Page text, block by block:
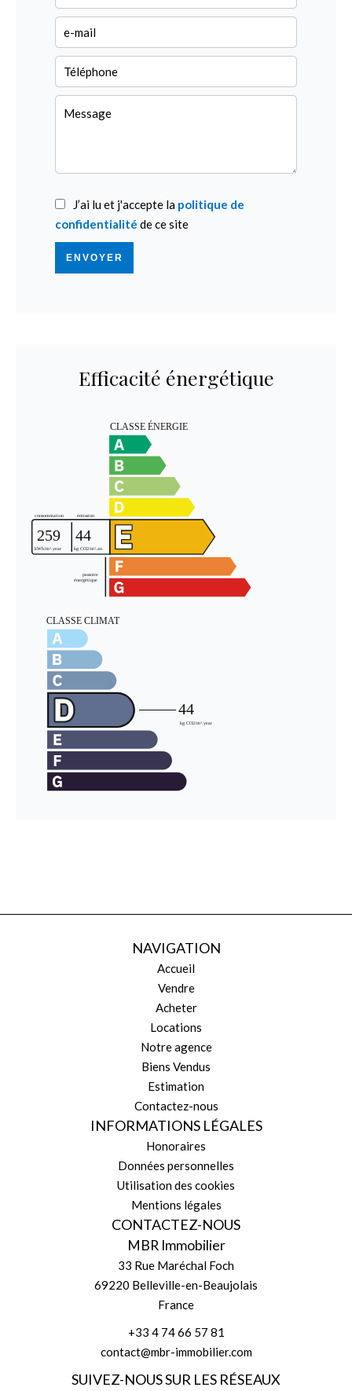
J’ai lu et j'accepte la politique de
confidentialité de ce site
ENVOYER
Efficacité énergétique
NAVIGATION
Accueil
Vendre
Acheter
Locations
Notre agence
Biens Vendus
Estimation
Contactez-nous
INFORMATIONS LÉGALES
Honoraires
Données personnelles
Utilisation des cookies
Mentions légales
CONTACTEZ-NOUS
MBR Immobilier
33 Rue Maréchal Foch
69220 Belleville-en-Beaujolais
France
+33 4 74 66 57 81
contact@mbr-immobilier.com
SUIVEZ-NOUS SUR LES RÉSEAUX